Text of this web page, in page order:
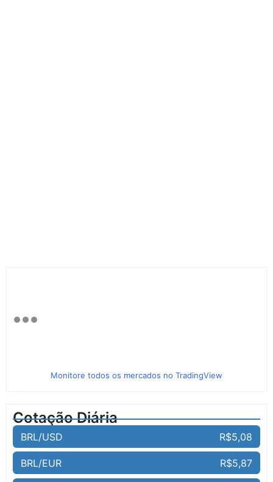
Monitore todos os mercados no TradingView
Cotação Diária
BRL/USD R$5,08
BRL/EUR R$5,87